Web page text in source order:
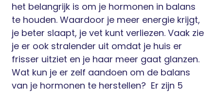
het belangrijk is om je hormonen in balans
te houden. Waardoor je meer energie krijgt,
je beter slaapt, je vet kunt verliezen. Vaak zie
je er ook stralender uit omdat je huis er
frisser uitziet en je haar meer gaat glanzen.
Wat kun je er zelf aandoen om de balans
van je hormonen te herstellen? Er zijn 5